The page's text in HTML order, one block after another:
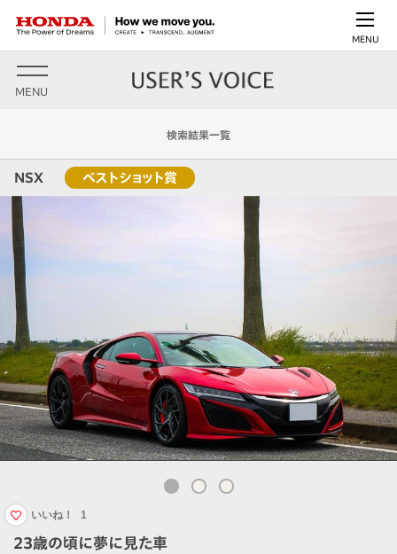
MENU
MENU
検索結果一覧
NSX ベストショット賞
23歳の頃に夢に見た車
いいね！ 1